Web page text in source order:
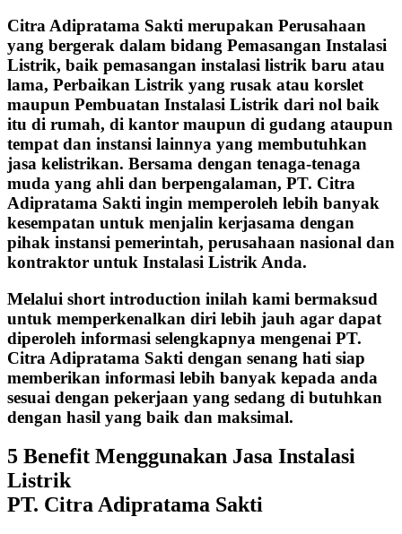
Citra Adipratama Sakti merupakan Perusahaan
yang bergerak dalam bidang Pemasangan Instalasi
Listrik, baik pemasangan instalasi listrik baru atau
lama, Perbaikan Listrik yang rusak atau korslet
maupun Pembuatan Instalasi Listrik dari nol baik
itu di rumah, di kantor maupun di gudang ataupun
tempat dan instansi lainnya yang membutuhkan
jasa kelistrikan. Bersama dengan tenaga-tenaga
muda yang ahli dan berpengalaman, PT. Citra
Adipratama Sakti ingin memperoleh lebih banyak
kesempatan untuk menjalin kerjasama dengan
pihak instansi pemerintah, perusahaan nasional dan
kontraktor untuk Instalasi Listrik Anda.
Melalui short introduction inilah kami bermaksud
untuk memperkenalkan diri lebih jauh agar dapat
diperoleh informasi selengkapnya mengenai PT.
Citra Adipratama Sakti dengan senang hati siap
memberikan informasi lebih banyak kepada anda
sesuai dengan pekerjaan yang sedang di butuhkan
dengan hasil yang baik dan maksimal.
5 Benefit Menggunakan Jasa Instalasi
Listrik
PT. Citra Adipratama Sakti